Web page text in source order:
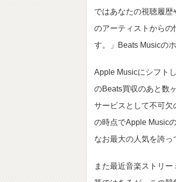
ではあなたの視聴履
のアーティストから
す。」Beats Musicの
Apple Musicにシフト
のBeats買収のあと数
サービスとして不可欠
の時点でApple Music
なお最大の人気を誇っ
また最近音楽ストリ